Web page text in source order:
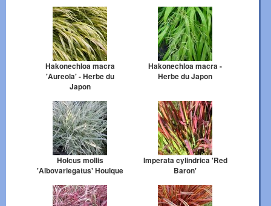
Hakonechloa macra
'Aureola' - Herbe du
Japon
Hakonechloa macra -
Herbe du Japon
Holcus mollis
'Albovariegatus' Houlque
Imperata cylindrica 'Red
Baron'